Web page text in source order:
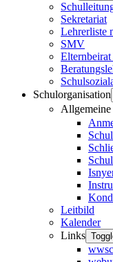
Sekretariat
Lehrerliste
SMV
Schulorganisation
Leitbild
Kalender
Links